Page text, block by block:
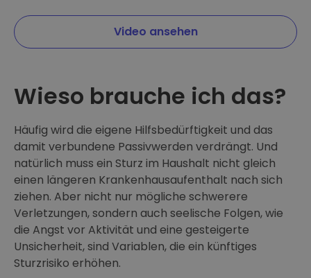
Video ansehen
Wieso brauche ich das?
Häufig wird die eigene Hilfsbedürftigkeit und das
damit verbundene Passivwerden verdrängt. Und
natürlich muss ein Sturz im Haushalt nicht gleich
einen längeren Krankenhausaufenthalt nach sich
ziehen. Aber nicht nur mögliche schwerere
Verletzungen, sondern auch seelische Folgen, wie
die Angst vor Aktivität und eine gesteigerte
Unsicherheit, sind Variablen, die ein künftiges
Sturzrisiko erhöhen.